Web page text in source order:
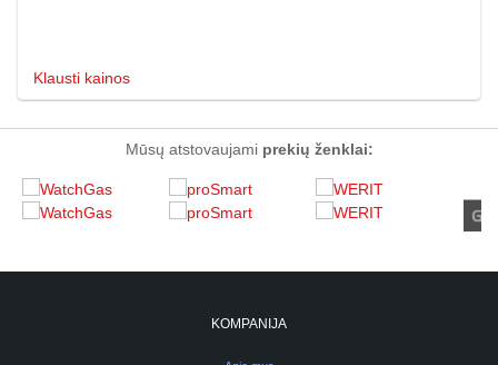
Klausti kainos
Mūsų atstovaujami prekių ženklai:
KOMPANIJA